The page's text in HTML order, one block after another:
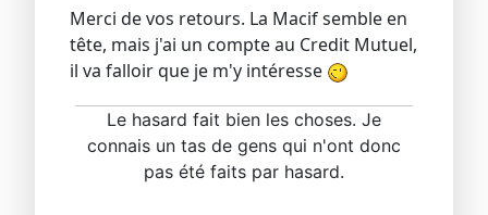
Merci de vos retours. La Macif semble en
tête, mais j'ai un compte au Credit Mutuel,
il va falloir que je m'y intéresse
Le hasard fait bien les choses. Je
connais un tas de gens qui n'ont donc
pas été faits par hasard.